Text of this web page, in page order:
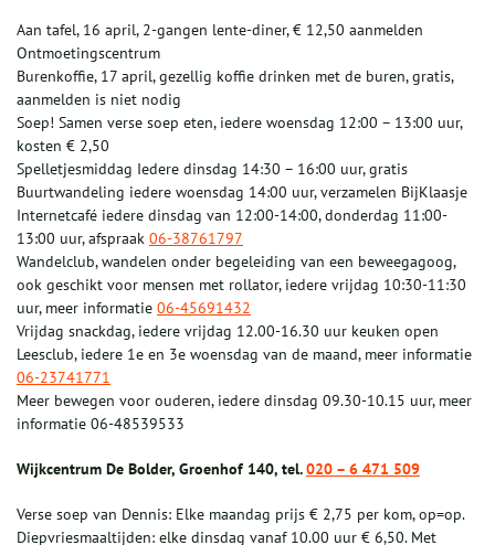
Aan tafel, 16 april, 2-gangen lente-diner, € 12,50 aanmelden
Ontmoetingscentrum
Burenkoffie, 17 april, gezellig koffie drinken met de buren, gratis,
aanmelden is niet nodig
Soep! Samen verse soep eten, iedere woensdag 12:00 – 13:00 uur,
kosten € 2,50
Spelletjesmiddag Iedere dinsdag 14:30 – 16:00 uur, gratis
Buurtwandeling iedere woensdag 14:00 uur, verzamelen BijKlaasje
Internetcafé iedere dinsdag van 12:00-14:00, donderdag 11:00-
13:00 uur, afspraak 06-38761797
Wandelclub, wandelen onder begeleiding van een beweegagoog,
ook geschikt voor mensen met rollator, iedere vrijdag 10:30-11:30
uur, meer informatie 06-45691432
Vrijdag snackdag, iedere vrijdag 12.00-16.30 uur keuken open
Leesclub, iedere 1e en 3e woensdag van de maand, meer informatie
06-23741771
Meer bewegen voor ouderen, iedere dinsdag 09.30-10.15 uur, meer
informatie 06-48539533
Wijkcentrum De Bolder, Groenhof 140, tel.020 – 6 471 509
Verse soep van Dennis: Elke maandag prijs € 2,75 per kom, op=op.
Diepvriesmaaltijden: elke dinsdag vanaf 10.00 uur € 6,50. Met